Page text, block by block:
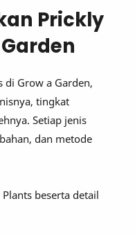
Prickly
di Grow a Garden,
tingkat
Setiap jenis
dan metode
beserta detail